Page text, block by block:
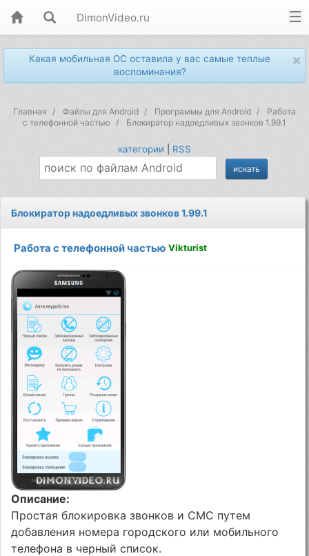
DimonVideo.ru
×
Какая мобильная ОС оставила у вас самые теплые
воспоминания?
Главная Файлы для Android Программы для Android
Работа
с телефонной частью
Блокиратор надоедливых звонков 1.99.1
категории RSS
Блокиратор надоедливых звонков 1.99.1
Работа с телефонной частью Vikturist
Описание:
Простая блокировка звонков и СМС путем
добавления номера городского или мобильного
телефона в черный список.